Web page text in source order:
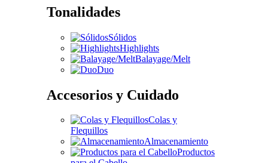
Tonalidades
Sólidos
Highlights
Balayage/Melt
Duo
Accesorios y Cuidado
Colas y
Flequillos
Almacenamiento
Productos